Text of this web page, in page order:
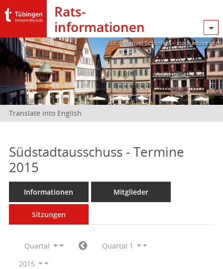
Rats­
informationen
Bild: @Manuel Schönfeld – stock.adobe.com
Translate into English
Südstadtausschuss - Termine
2015
Informationen Mitglieder
Sitzungen
Quartal
Quartal 1
2015